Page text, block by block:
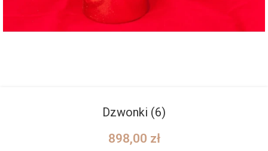
Dzwonki (6)
898,00 zł